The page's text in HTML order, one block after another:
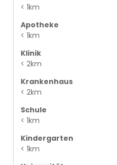
< 1km
Apotheke
< 1km
Klinik
< 2km
Krankenhaus
< 2km
Schule
< 1km
Kindergarten
< 1km